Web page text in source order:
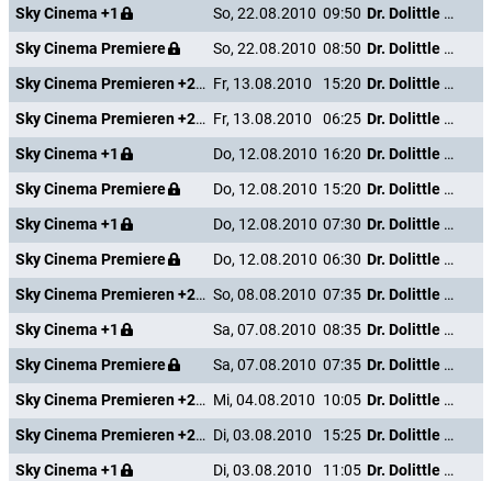
Sky Cinema +1
So, 22.08.2010 09:50
Dr. Dolittle - Million Dollar Mutts
Sky Cinema Premiere
So, 22.08.2010 08:50
Dr. Dolittle - Million Dollar Mutts
Sky Cinema Premieren +24 Fr, 13.08.2010 15:20
Dr. Dolittle - Million Dollar Mutts
Sky Cinema Premieren +24 Fr, 13.08.2010 06:25
Dr. Dolittle - Million Dollar Mutts
Sky Cinema +1
Do, 12.08.2010 16:20
Dr. Dolittle - Million Dollar Mutts
Sky Cinema Premiere
Do, 12.08.2010 15:20
Dr. Dolittle - Million Dollar Mutts
Sky Cinema +1
Do, 12.08.2010 07:30
Dr. Dolittle - Million Dollar Mutts
Sky Cinema Premiere
Do, 12.08.2010 06:30
Dr. Dolittle - Million Dollar Mutts
Sky Cinema Premieren +24 So, 08.08.2010 07:35
Dr. Dolittle - Million Dollar Mutts
Sky Cinema +1
Sa, 07.08.2010 08:35
Dr. Dolittle - Million Dollar Mutts
Sky Cinema Premiere
Sa, 07.08.2010 07:35
Dr. Dolittle - Million Dollar Mutts
Sky Cinema Premieren +24 Mi, 04.08.2010 10:05
Dr. Dolittle - Million Dollar Mutts
Sky Cinema Premieren +24 Di, 03.08.2010 15:25
Dr. Dolittle - Million Dollar Mutts
Sky Cinema +1
Di, 03.08.2010 11:05
Dr. Dolittle - Million Dollar Mutts